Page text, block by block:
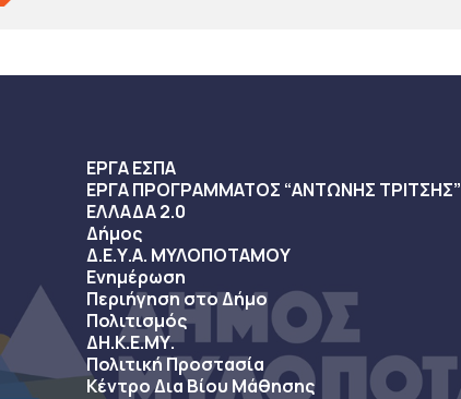
ΕΡΓΑ ΕΣΠΑ
ΕΡΓΑ ΠΡΟΓΡΑΜΜΑΤΟΣ “ΑΝΤΩΝΗΣ ΤΡΙΤΣΗΣ”
ΕΛΛΑΔΑ 2.0
Δήμος
Δ.Ε.Υ.Α. ΜΥΛΟΠΟΤΑΜΟΥ
Ενημέρωση
Περιήγηση στο Δήμο
Πολιτισμός
ΔΗ.Κ.Ε.ΜΥ.
Πολιτική Προστασία
Κέντρο Δια Βίου Μάθησης